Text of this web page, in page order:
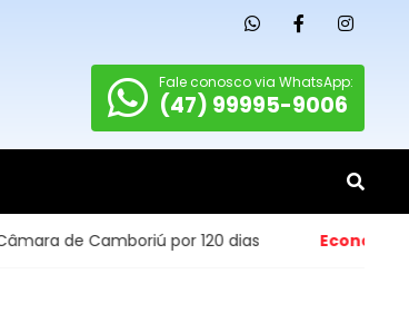
Fale conosco via WhatsApp:
(47) 99995-9006
por 120 dias Economia- Abertura